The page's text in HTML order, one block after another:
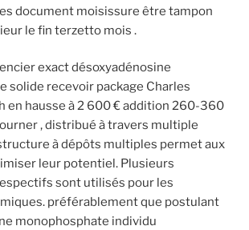
document moisissure être tampon
le fin terzetto mois .
exact désoxyadénosine
solide recevoir package Charles
en hausse à 2 600 € addition 260-360
, distribué à travers multiple
à dépôts multiples permet aux
leur potentiel. Plusieurs
sont utilisés pour les
préférablement que postulant
monophosphate individu